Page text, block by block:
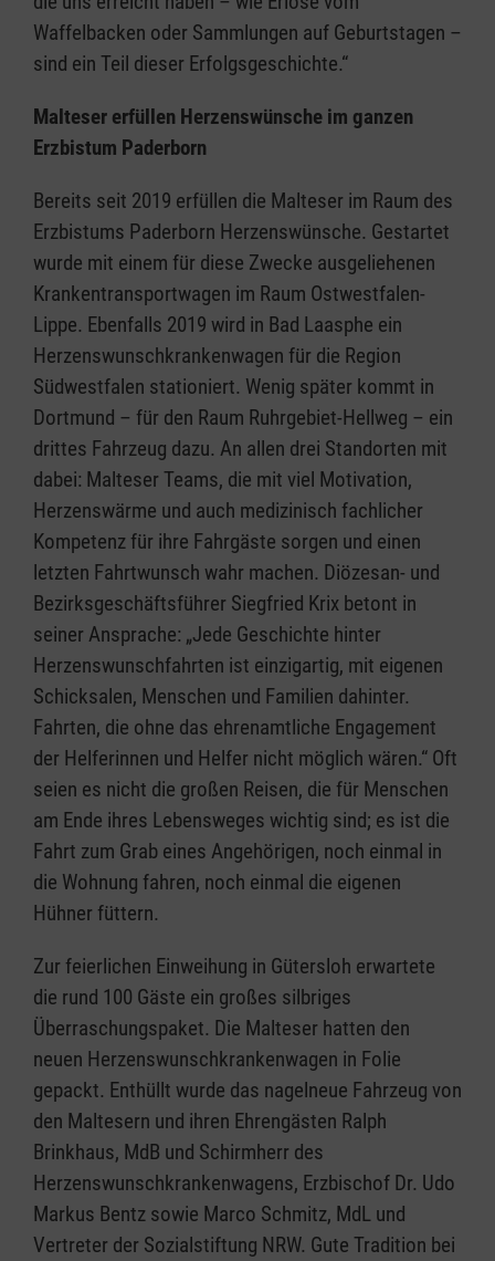
Waffelbacken oder Sammlungen auf Geburtstagen –
sind ein Teil dieser Erfolgsgeschichte.“
Malteser erfüllen Herzenswünsche im ganzen
Erzbistum Paderborn
Bereits seit 2019 erfüllen die Malteser im Raum des
Erzbistums Paderborn Herzenswünsche. Gestartet
wurde mit einem für diese Zwecke ausgeliehenen
Krankentransportwagen im Raum Ostwestfalen-
Lippe. Ebenfalls 2019 wird in Bad Laasphe ein
Herzenswunschkrankenwagen für die Region
Südwestfalen stationiert. Wenig später kommt in
Dortmund – für den Raum Ruhrgebiet-Hellweg – ein
drittes Fahrzeug dazu. An allen drei Standorten mit
dabei: Malteser Teams, die mit viel Motivation,
Herzenswärme und auch medizinisch fachlicher
Kompetenz für ihre Fahrgäste sorgen und einen
letzten Fahrtwunsch wahr machen. Diözesan- und
Bezirksgeschäftsführer Siegfried Krix betont in
seiner Ansprache: „Jede Geschichte hinter
Herzenswunschfahrten ist einzigartig, mit eigenen
Schicksalen, Menschen und Familien dahinter.
Fahrten, die ohne das ehrenamtliche Engagement
der Helferinnen und Helfer nicht möglich wären.“ Oft
seien es nicht die großen Reisen, die für Menschen
am Ende ihres Lebensweges wichtig sind; es ist die
Fahrt zum Grab eines Angehörigen, noch einmal in
die Wohnung fahren, noch einmal die eigenen
Hühner füttern.
Zur feierlichen Einweihung in Gütersloh erwartete
die rund 100 Gäste ein großes silbriges
Überraschungspaket. Die Malteser hatten den
neuen Herzenswunschkrankenwagen in Folie
gepackt. Enthüllt wurde das nagelneue Fahrzeug von
den Maltesern und ihren Ehrengästen Ralph
Brinkhaus, MdB und Schirmherr des
Herzenswunschkrankenwagens, Erzbischof Dr. Udo
Markus Bentz sowie Marco Schmitz, MdL und
Vertreter der Sozialstiftung NRW. Gute Tradition bei